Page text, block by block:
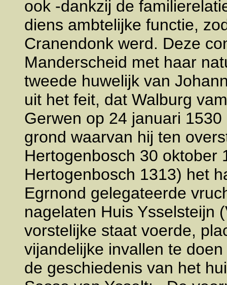
ook -dankzij de
diens ambtelijke functie,
Cranendonk werd. Deze
Manderscheid met haar
tweede huwelijk van
uit het feit, dat Walburg
Gerwen op 24 januari
grond waarvan hij ten
Hertogenbosch 30 oktober
Hertogenbosch 1313) het
Egrnond gelegateerde
nagelaten Huis Ysselsteijn
vorstelijke staat voerde,
vijandelijke invallen te
de geschiedenis van het